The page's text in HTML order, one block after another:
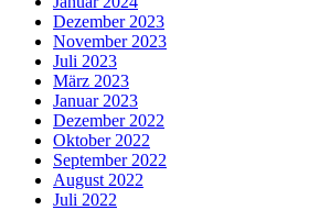
Dezember 2023
November 2023
Juli 2023
März 2023
Januar 2023
Dezember 2022
Oktober 2022
September 2022
August 2022
Juli 2022